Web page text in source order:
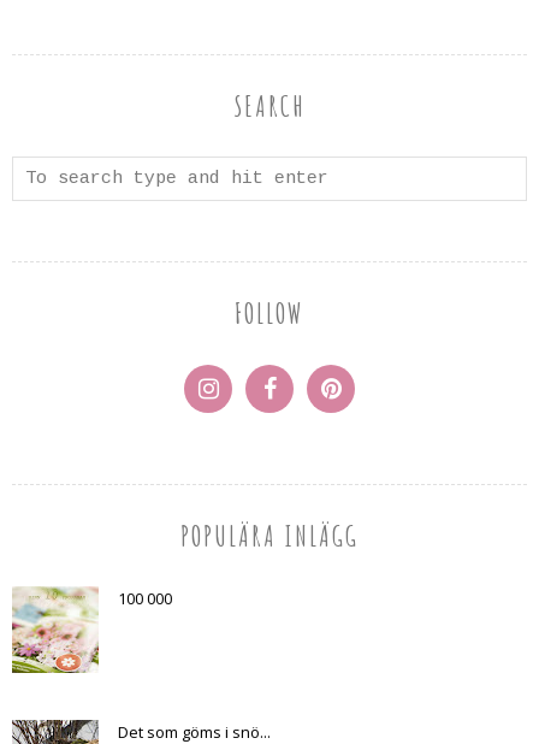
SEARCH
FOLLOW
POPULÄRA INLÄGG
100 000
Det som göms i snö...